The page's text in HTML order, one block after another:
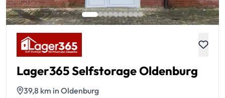
Lager365 Selfstorage Oldenburg
39,8 km in Oldenburg